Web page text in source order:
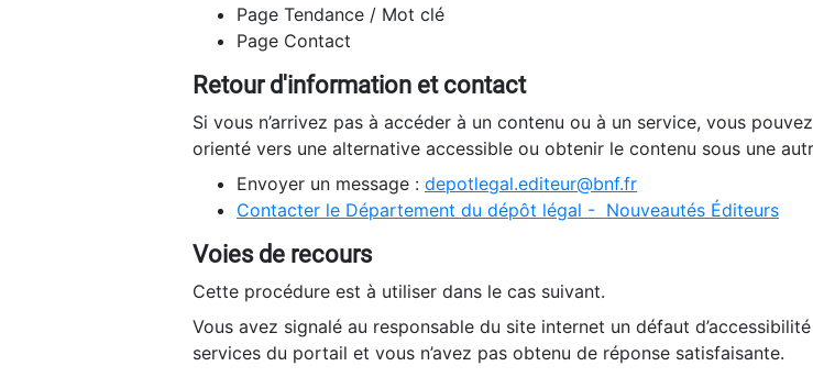
Page Tendance / Mot clé
Page Contact
Retour d'information et contact
Si vous n’arrivez pas à accéder à un contenu ou à un service, vous
orienté vers une alternative accessible ou obtenir le contenu sous une
Envoyer un message : depotlegal.editeur@bnf.fr
Contacter le Département du dépôt légal - Nouveautés Éditeurs
Voies de recours
Cette procédure est à utiliser dans le cas suivant.
Vous avez signalé au responsable du site internet un défaut
services du portail et vous n’avez pas obtenu de réponse satisfaisante.